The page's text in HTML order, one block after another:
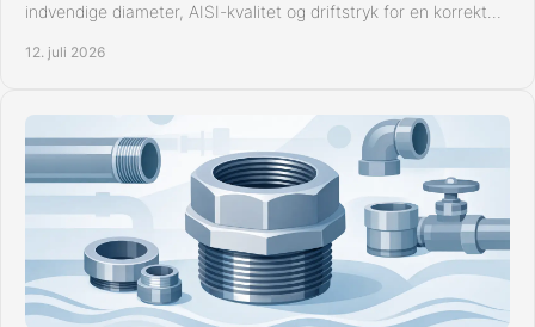
indvendige diameter, AISI-kvalitet og driftstryk for en korrekt
12. juli 2026